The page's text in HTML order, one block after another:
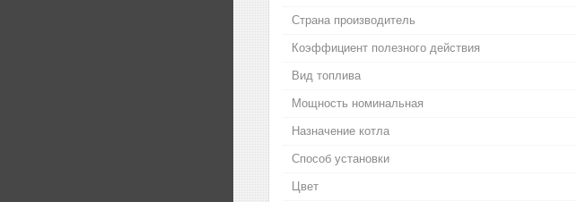
Страна производитель
Коэффициент полезного действия
Вид топлива
Мощность номинальная
Назначение котла
Способ установки
Цвет